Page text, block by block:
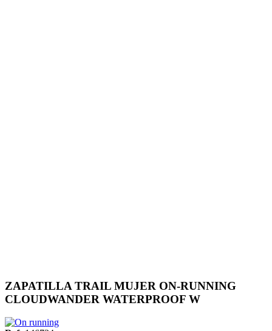
ZAPATILLA TRAIL MUJER ON-RUNNING
CLOUDWANDER WATERPROOF W